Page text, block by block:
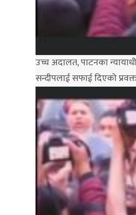
उच्च अदालत, पाटनका
सन्दीपलाई सफाई दिएको